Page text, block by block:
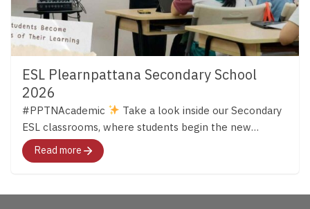
ESL Plearnpattana Secondary School
2026
#PPTNAcademic
Take a look inside our Secondary
ESL classrooms, where students begin the new
semester by “setting their own learning goals” and
“taking ownership of their learning”. Alongside
collaboration, and self-responsibility. Step by step,
Read more